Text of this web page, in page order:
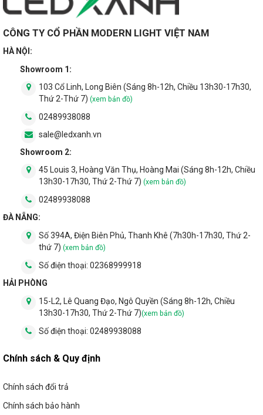
CÔNG TY CỔ PHẦN MODERN LIGHT VIỆT NAM
HÀ NỘI:
Showroom 1:
103 Cổ Linh, Long Biên (Sáng 8h-12h, Chiều 13h30-17h30,
Thứ 2-Thứ 7) (xem bản đồ)
02489938088
sale@ledxanh.vn
Showroom 2:
45 Louis 3, Hoàng Văn Thụ, Hoàng Mai (Sáng 8h-12h, Chiều
13h30-17h30, Thứ 2-Thứ 7) (xem bản đồ)
02489938088
ĐÀ NẴNG:
Số 394A, Điện Biên Phủ, Thanh Khê (7h30h-17h30, Thứ 2-
thứ 7) (xem bản đồ)
Số điện thoại: 02368999918
HẢI PHÒNG
15-L2, Lê Quang Đạo, Ngô Quyền (Sáng 8h-12h, Chiều
13h30-17h30, Thứ 2-Thứ 7)(xem bản đồ)
Số điện thoại: 02489938088
Chính sách & Quy định
Chính sách đổi trả
Chính sách bảo hành